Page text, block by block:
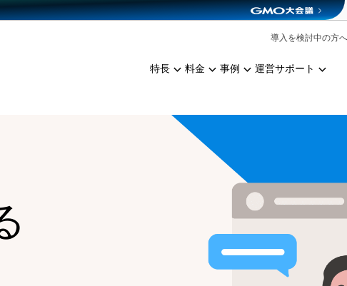
特長 料金 事例 運営サポート
導入を検討中の方へ
雑貨販売 ア
料金シミュレーション
コミュニティイベントCarty
YouTubeチャンネル